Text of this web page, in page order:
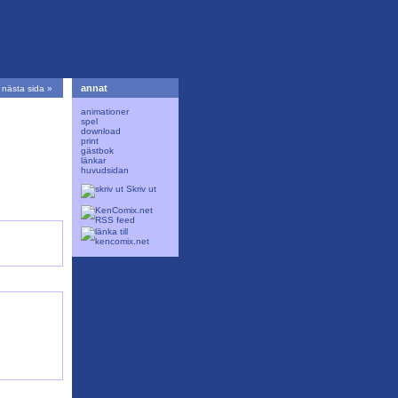
nästa sida » annat
animationer
spel
download
print
gästbok
länkar
huvudsidan
Skriv ut